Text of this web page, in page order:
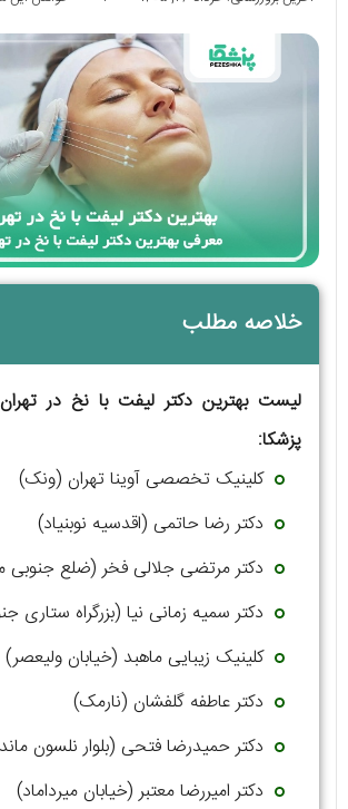
خلاصه مطلب
لیست بهترین دکتر لیفت با نخ در
پزشکا:
کلینیک تخصصی آوینا تهران (ونک)
دکتر رضا حاتمی (اقدسیه نوبنیاد)
دکتر مرتضی جلالی فخر (ضلع جنوبی
دکتر سمیه زمانی نیا (بزرگراه ستاری
کلینیک زیبایی ماهبد (خیابان ولیعصر)
دکتر عاطفه گلفشان (نارمک)
دکتر حمیدرضا فتحی (بلوار نلسون
دکتر امیررضا معتبر (خیابان میرداماد)